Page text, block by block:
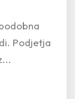
Podjetja